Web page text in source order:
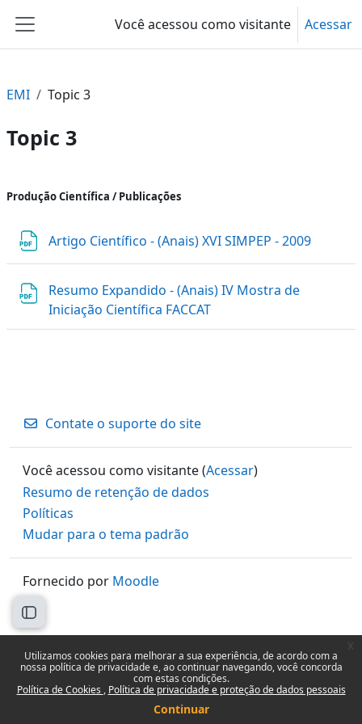
Utilizamos cookies para melhorar a sua experiência, de acordo com a
nossa política de privacidade e, ao continuar navegando, você concorda
com estas condições.
Política de Cookies
Política de privacidade e proteção de dados pessoais
Continuar
Painel lateral
Você acessou como visitante Acessar
Abrir índice do curso
EMI Topic 3
Topic 3
Contorno da seção
Produção Científica / Publicações
Artigo Científico - (Anais) XVI SIMPEP - 2009
Resumo Expandido - (Anais) IV Mostra de
Iniciação Científica FACCAT
Contate o suporte do site
Você acessou como visitante (Acessar)
Resumo de retenção de dados
Políticas
Mudar para o tema padrão
Fornecido por Moodle